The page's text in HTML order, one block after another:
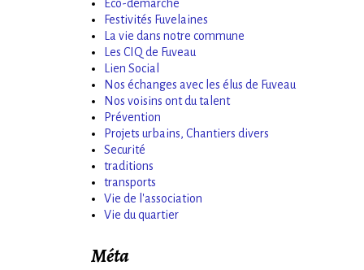
Eco-démarche
Festivités Fuvelaines
La vie dans notre commune
Les CIQ de Fuveau
Lien Social
Nos échanges avec les élus de Fuveau
Nos voisins ont du talent
Prévention
Projets urbains, Chantiers divers
Securité
traditions
transports
Vie de l'association
Vie du quartier
Méta